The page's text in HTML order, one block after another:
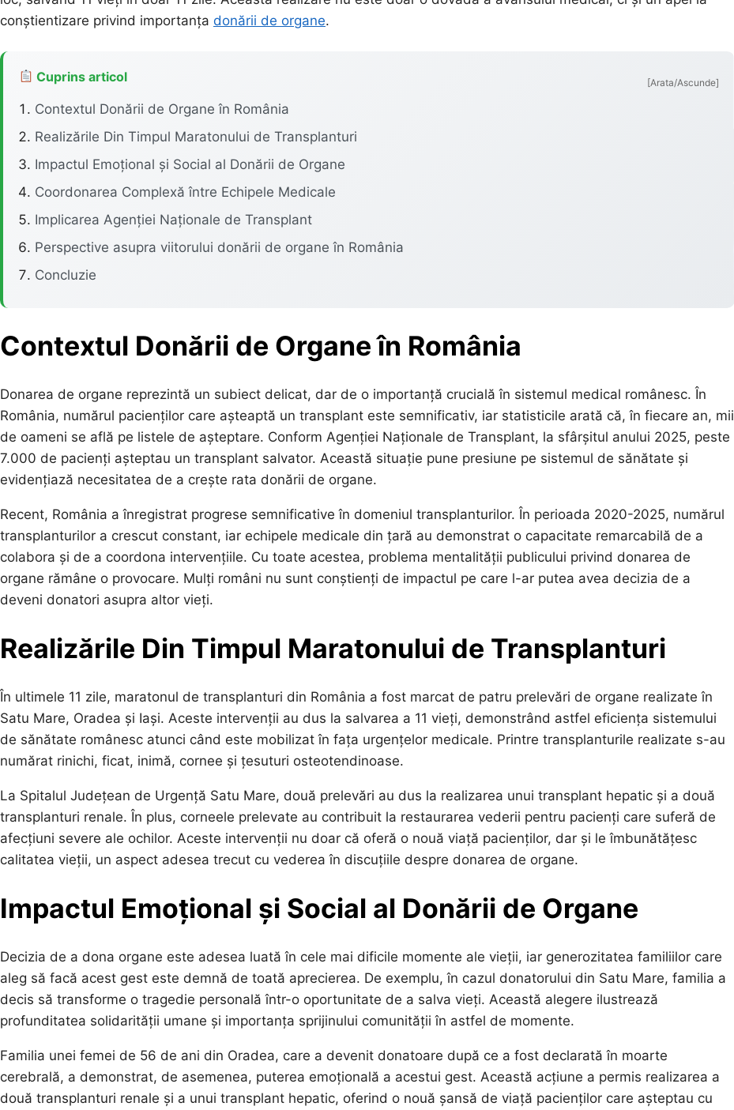
conștientizare privind importanța donării de organe.
Cuprins articol [Arata/Ascunde]
Contextul Donării de Organe în România
Realizările Din Timpul Maratonului de Transplanturi
Impactul Emoțional și Social al Donării de Organe
Coordonarea Complexă între Echipele Medicale
Implicarea Agenției Naționale de Transplant
Perspective asupra viitorului donării de organe în România
Concluzie
Contextul Donării de Organe în România
Donarea de organe reprezintă un subiect delicat, dar de o importanță crucială în sistemul medical românesc. În
România, numărul pacienților care așteaptă un transplant este semnificativ, iar statisticile arată că, în fiecare an, mii
de oameni se află pe listele de așteptare. Conform Agenției Naționale de Transplant, la sfârșitul anului 2025, peste
7.000 de pacienți așteptau un transplant salvator. Această situație pune presiune pe sistemul de sănătate și
evidențiază necesitatea de a crește rata donării de organe.
Recent, România a înregistrat progrese semnificative în domeniul transplanturilor. În perioada 2020-2025, numărul
transplanturilor a crescut constant, iar echipele medicale din țară au demonstrat o capacitate remarcabilă de a
colabora și de a coordona intervențiile. Cu toate acestea, problema mentalității publicului privind donarea de
organe rămâne o provocare. Mulți români nu sunt conștienți de impactul pe care l-ar putea avea decizia de a
deveni donatori asupra altor vieți.
Realizările Din Timpul Maratonului de Transplanturi
În ultimele 11 zile, maratonul de transplanturi din România a fost marcat de patru prelevări de organe realizate în
Satu Mare, Oradea și Iași. Aceste intervenții au dus la salvarea a 11 vieți, demonstrând astfel eficiența sistemului
de sănătate românesc atunci când este mobilizat în fața urgențelor medicale. Printre transplanturile realizate s-au
numărat rinichi, ficat, inimă, cornee și țesuturi osteotendinoase.
La Spitalul Județean de Urgență Satu Mare, două prelevări au dus la realizarea unui transplant hepatic și a două
transplanturi renale. În plus, corneele prelevate au contribuit la restaurarea vederii pentru pacienți care suferă de
afecțiuni severe ale ochilor. Aceste intervenții nu doar că oferă o nouă viață pacienților, dar și le îmbunătățesc
calitatea vieții, un aspect adesea trecut cu vederea în discuțiile despre donarea de organe.
Impactul Emoțional și Social al Donării de Organe
Decizia de a dona organe este adesea luată în cele mai dificile momente ale vieții, iar generozitatea familiilor care
aleg să facă acest gest este demnă de toată aprecierea. De exemplu, în cazul donatorului din Satu Mare, familia a
decis să transforme o tragedie personală într-o oportunitate de a salva vieți. Această alegere ilustrează
profunditatea solidarității umane și importanța sprijinului comunității în astfel de momente.
Familia unei femei de 56 de ani din Oradea, care a devenit donatoare după ce a fost declarată în moarte
cerebrală, a demonstrat, de asemenea, puterea emoțională a acestui gest. Această acțiune a permis realizarea a
două transplanturi renale și a unui transplant hepatic, oferind o nouă șansă de viață pacienților care așteptau cu